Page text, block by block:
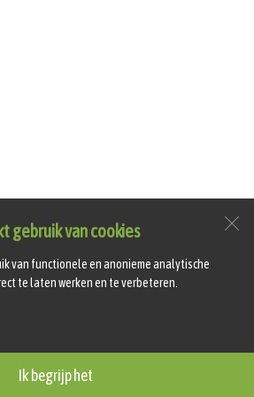
gebruik van cookies
van functionele en anonieme analytische
te laten werken en te verbeteren.
Ik begrijp het